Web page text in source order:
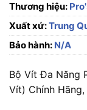
Thương hiệu:
Xuất xứ:Trung
Bảo hành: N/A
Bộ Vít Đa Năng
Vít) Chính